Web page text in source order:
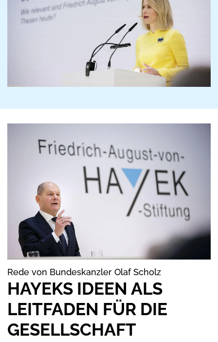
HAYEKS IDEEN ALS
LEITFADEN FÜR DIE
GESELLSCHAFT
Rede von Bundeskanzler Olaf Scholz